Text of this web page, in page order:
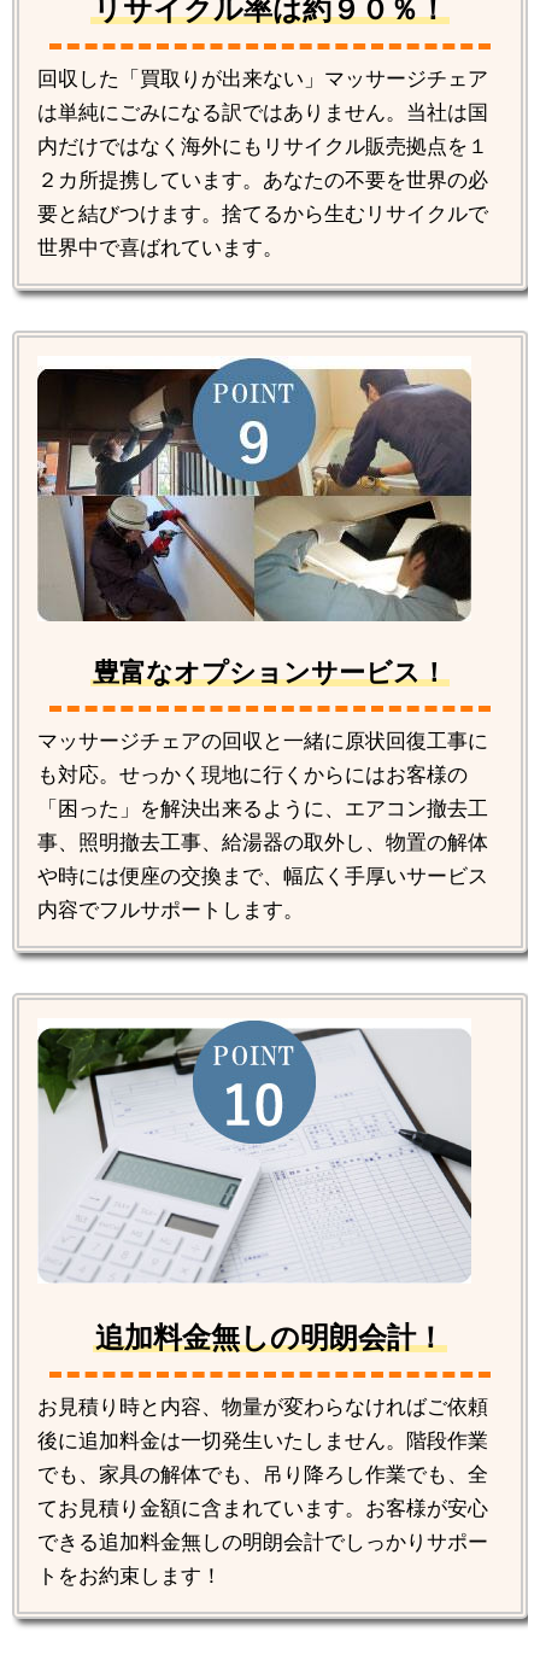
リサイクル率は約９０％！
回収した「買取りが出来ない」マッサージチェア
は単純にごみになる訳ではありません。当社は国
内だけではなく海外にもリサイクル販売拠点を１
２カ所提携しています。あなたの不要を世界の必
要と結びつけます。捨てるから生むリサイクルで
世界中で喜ばれています。
豊富なオプションサービス！
マッサージチェアの回収と一緒に原状回復工事に
も対応。せっかく現地に行くからにはお客様の
「困った」を解決出来るように、エアコン撤去工
事、照明撤去工事、給湯器の取外し、物置の解体
や時には便座の交換まで、幅広く手厚いサービス
内容でフルサポートします。
追加料金無しの明朗会計！
お見積り時と内容、物量が変わらなければご依頼
後に追加料金は一切発生いたしません。階段作業
でも、家具の解体でも、吊り降ろし作業でも、全
てお見積り金額に含まれています。お客様が安心
できる追加料金無しの明朗会計でしっかりサポー
トをお約束します！